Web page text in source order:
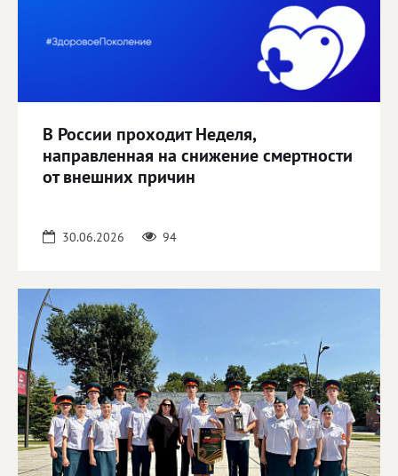
В России проходит Неделя,
направленная на снижение смертности
от внешних причин
30.06.2026 94